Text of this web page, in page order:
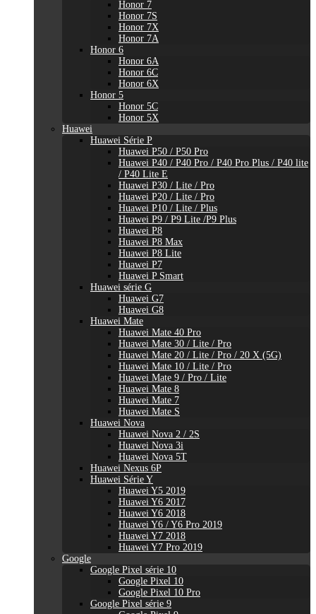
Honor 7
Honor 7S
Honor 7X
Honor 7A
Honor 6
Honor 6A
Honor 6C
Honor 6X
Honor 5
Honor 5C
Honor 5X
Huawei
Huawei Série P
Huawei P50 / P50 Pro
Huawei P40 / P40 Pro / P40 Pro Plus / P40 lite
/ P40 Lite E
Huawei P30 / Lite / Pro
Huawei P20 / Lite / Pro
Huawei P10 / Lite / Plus
Huawei P9 / P9 Lite /P9 Plus
Huawei P8
Huawei P8 Max
Huawei P8 Lite
Huawei P7
Huawei P Smart
Huawei série G
Huawei G7
Huawei G8
Huawei Mate
Huawei Mate 40 Pro
Huawei Mate 30 / Lite / Pro
Huawei Mate 20 / Lite / Pro / 20 X (5G)
Huawei Mate 10 / Lite / Pro
Huawei Mate 9 / Pro / Lite
Huawei Mate 8
Huawei Mate 7
Huawei Mate S
Huawei Nova
Huawei Nova 2 / 2S
Huawei Nova 3i
Huawei Nova 5T
Huawei Nexus 6P
Huawei Série Y
Huawei Y5 2019
Huawei Y6 2017
Huawei Y6 2018
Huawei Y6 / Y6 Pro 2019
Huawei Y7 2018
Huawei Y7 Pro 2019
Google
Google Pixel série 10
Google Pixel 10
Google Pixel 10 Pro
Google Pixel série 9